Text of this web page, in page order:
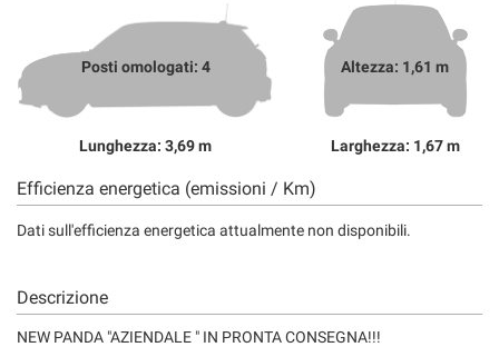
Posti omologati: 4
Lunghezza: 3,69 m
Altezza: 1,61 m
Larghezza: 1,67 m
Efficienza energetica (emissioni / Km)
Dati sull'efficienza energetica attualmente non disponibili.
Descrizione
NEW PANDA "AZIENDALE " IN PRONTA CONSEGNA!!!